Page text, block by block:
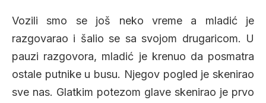
Vozili smo se još neko vreme a mladić je
razgovarao i šalio se sa svojom drugaricom. U
pauzi razgovora, mladić je krenuo da posmatra
ostale putnike u busu. Njegov pogled je skenirao
sve nas. Glatkim potezom glave skenirao je prvo